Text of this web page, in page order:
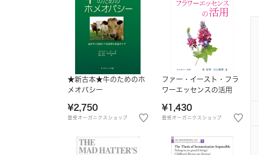
★新古本★牛のためのホ
メオパシー
¥2,750
豊受オーガニクスショップ
ファー・イースト・フラ
ワーエッセンスの活用
¥1,430
豊受オーガニクスショップ